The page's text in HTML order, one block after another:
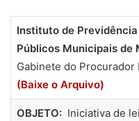
Instituto de
Públicos Municipais de
Gabinete do Procurador
(Baixe o Arquivo)
OBJETO:Iniciativa de